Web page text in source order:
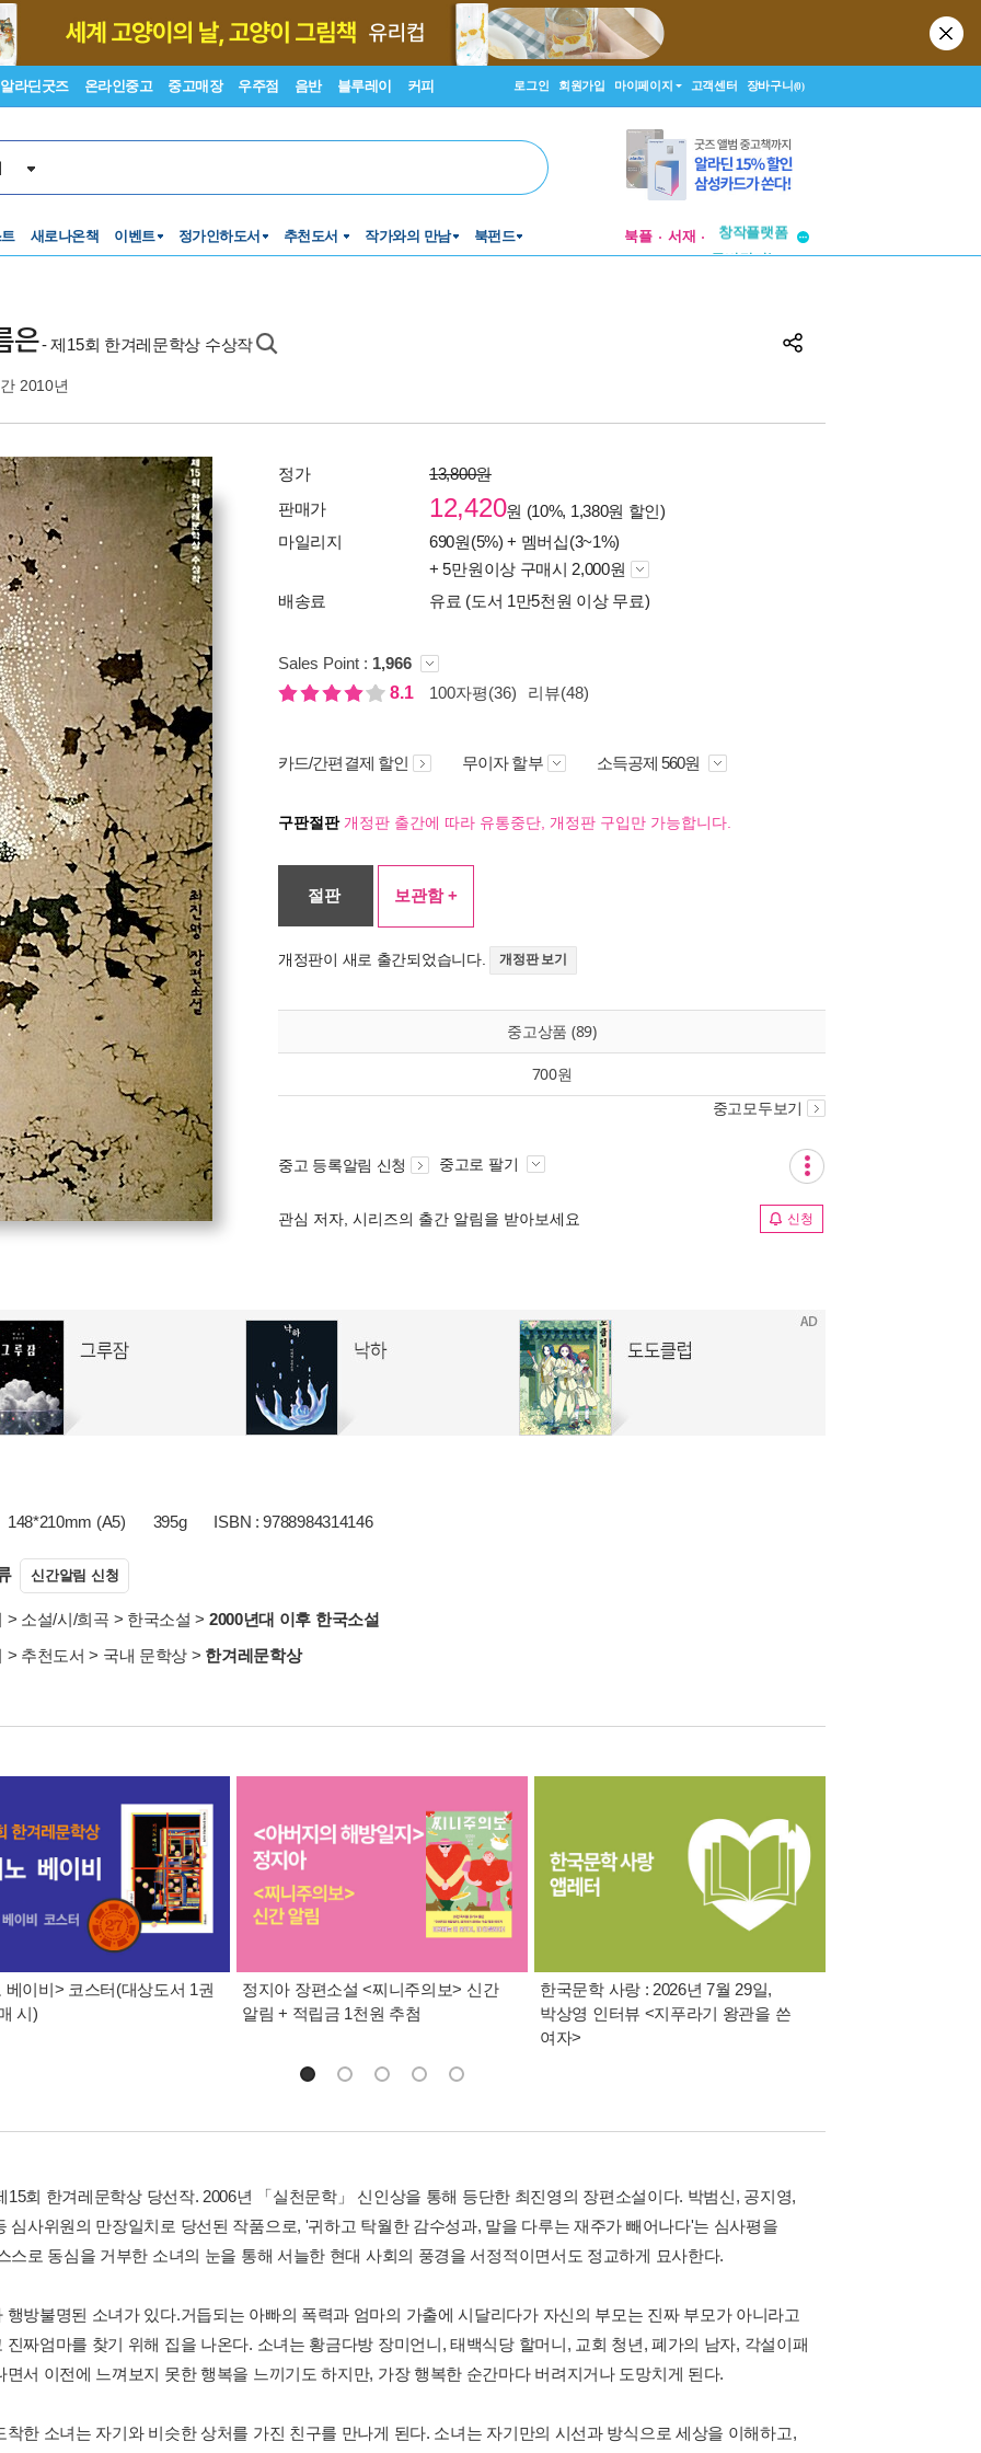
알라딘굿즈 온라인중고 중고매장 우주점 음반 블루레이 커피 로그인 회원가입 마이페이지 고객센터 장바구니(0)
새로나온책 이벤트 정가인하도서 추천도서 작가와의 만남 북펀드 북플 서재
투비컨티뉴드
은- 제15회 한겨레문학상 수상작
2010년
정가
13,800원
판매가
12,420원 (10%, 1,380원 할인)
마일리지
690원(5%) + 멤버십(3~1%)
+ 5만원이상 구매시 2,000원
배송료
유료 (도서 1만5천원 이상 무료)
Sales Point : 1,966
8.1
100자평(36) 리뷰(48)
카드/간편결제 할인 무이자 할부 소득공제 560원
구판절판개정판 출간에 따라 유통중단, 개정판 구입만 가능합니다.
절판 보관함 +
개정판이 새로 출간되었습니다. 개정판 보기
중고상품 (89)
700원
중고모두보기
중고 등록알림 신청 중고로 팔기
관심 저자, 시리즈의 출간 알림을 받아보세요 신청
148*210mm (A5) 395g ISBN : 9788984314146
신간알림 신청
> 소설/시/희곡 > 한국소설 > 2000년대 이후 한국소설
> 추천도서 > 국내 문학상 > 한겨레문학상
베이비> 코스터(대상도서 1권
시)
정지아 장편소설 <찌니주의보> 신간
알림 + 적립금 1천원 추첨
한국문학 사랑 : 2026년 7월 29일,
박상영 인터뷰 <지푸라기 왕관을 쓴
여자>
15회 한겨레문학상 당선작. 2006년 「실천문학」 신인상을 통해 등단한 최진영의 장편소설이다. 박범신, 공지영,
심사위원의 만장일치로 당선된 작품으로, '귀하고 탁월한 감수성과, 말을 다루는 재주가 빼어나다'는 심사평을
스로 동심을 거부한 소녀의 눈을 통해 서늘한 현대 사회의 풍경을 서정적이면서도 정교하게 묘사한다.
행방불명된 소녀가 있다.거듭되는 아빠의 폭력과 엄마의 가출에 시달리다가 자신의 부모는 진짜 부모가 아니라고
진짜엄마를 찾기 위해 집을 나온다. 소녀는 황금다방 장미언니, 태백식당 할머니, 교회 청년, 폐가의 남자, 각설이패
면서 이전에 느껴보지 못한 행복을 느끼기도 하지만, 가장 행복한 순간마다 버려지거나 도망치게 된다.
착한 소녀는 자기와 비슷한 상처를 가진 친구를 만나게 된다. 소녀는 자기만의 시선과 방식으로 세상을 이해하고,